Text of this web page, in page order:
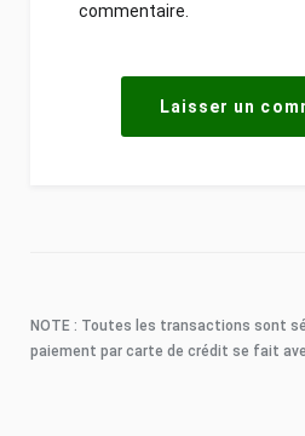
commentaire.
NOTE : Toutes les transactions sont
paiement par carte de crédit se fait